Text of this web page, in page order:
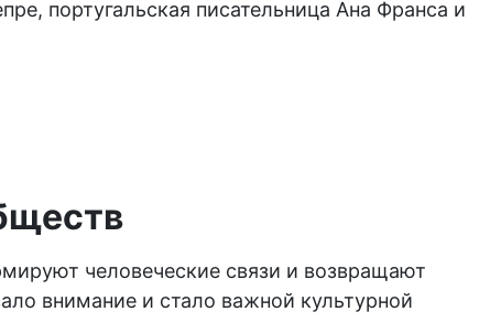
португальская писательница Ана Франса и
человеческие связи и возвращают
внимание и стало важной культурной